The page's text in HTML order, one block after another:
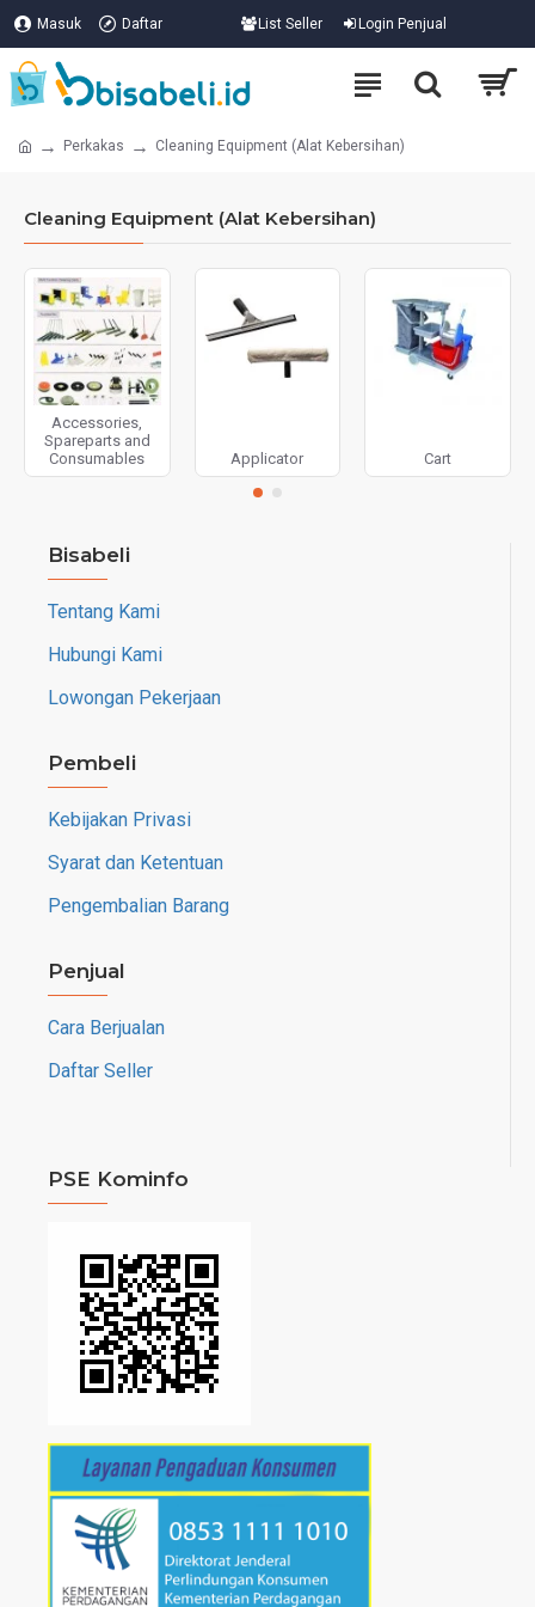
Masuk Daftar List Seller Login Penjual
Perkakas Cleaning Equipment (Alat Kebersihan)
Cleaning Equipment (Alat Kebersihan)
Accessories,
Spareparts and
Consumables
Applicator Cart
Bisabeli
Tentang Kami
Hubungi Kami
Lowongan Pekerjaan
Pembeli
Kebijakan Privasi
Syarat dan Ketentuan
Pengembalian Barang
Penjual
Cara Berjualan
Daftar Seller
PSE Kominfo